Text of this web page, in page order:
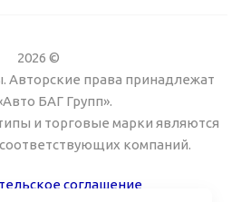
2026 ©
Авторские права принадлежат
БАГ Групп».
и торговые марки являются
компаний.
соглашение